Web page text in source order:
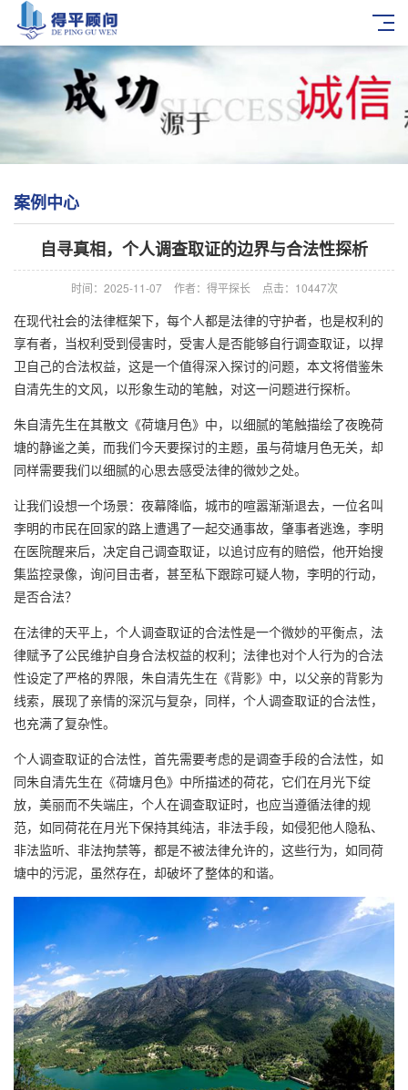
案例中心
自寻真相，个人调查取证的边界与合法性探析
时间：2025-11-07 作者：得平探长 点击：10447次
在现代社会的法律框架下，每个人都是法律的守护者，也是权利的
享有者，当权利受到侵害时，受害人是否能够自行调查取证，以捍
卫自己的合法权益，这是一个值得深入探讨的问题，本文将借鉴朱
自清先生的文风，以形象生动的笔触，对这一问题进行探析。
朱自清先生在其散文《荷塘月色》中，以细腻的笔触描绘了夜晚荷
塘的静谧之美，而我们今天要探讨的主题，虽与荷塘月色无关，却
同样需要我们以细腻的心思去感受法律的微妙之处。
让我们设想一个场景：夜幕降临，城市的喧嚣渐渐退去，一位名叫
李明的市民在回家的路上遭遇了一起交通事故，肇事者逃逸，李明
在医院醒来后，决定自己调查取证，以追讨应有的赔偿，他开始搜
集监控录像，询问目击者，甚至私下跟踪可疑人物，李明的行动，
是否合法？
在法律的天平上，个人调查取证的合法性是一个微妙的平衡点，法
律赋予了公民维护自身合法权益的权利；法律也对个人行为的合法
性设定了严格的界限，朱自清先生在《背影》中，以父亲的背影为
线索，展现了亲情的深沉与复杂，同样，个人调查取证的合法性，
也充满了复杂性。
个人调查取证的合法性，首先需要考虑的是调查手段的合法性，如
同朱自清先生在《荷塘月色》中所描述的荷花，它们在月光下绽
放，美丽而不失端庄，个人在调查取证时，也应当遵循法律的规
范，如同荷花在月光下保持其纯洁，非法手段，如侵犯他人隐私、
非法监听、非法拘禁等，都是不被法律允许的，这些行为，如同荷
塘中的污泥，虽然存在，却破坏了整体的和谐。